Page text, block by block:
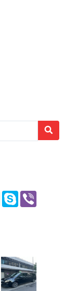
Message
Skype